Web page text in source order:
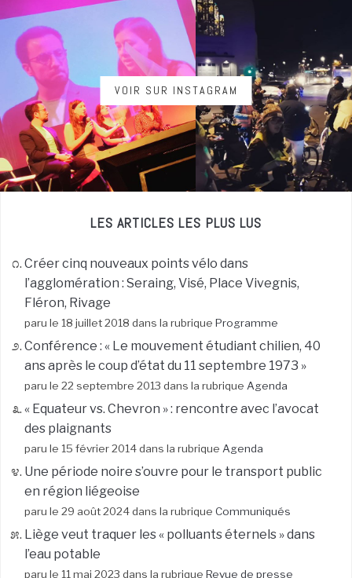
VOIR SUR INSTAGRAM
LES ARTICLES LES PLUS LUS
Créer cinq nouveaux points vélo dans
l’agglomération : Seraing, Visé, Place Vivegnis,
Fléron, Rivage
paru le 18 juillet 2018 dans la rubrique Programme
Conférence : « Le mouvement étudiant chilien, 40
ans après le coup d’état du 11 septembre 1973 »
paru le 22 septembre 2013 dans la rubrique Agenda
« Equateur vs. Chevron » : rencontre avec l’avocat
des plaignants
paru le 15 février 2014 dans la rubrique Agenda
Une période noire s’ouvre pour le transport public
en région liégeoise
paru le 29 août 2024 dans la rubrique Communiqués
Liège veut traquer les « polluants éternels » dans
l’eau potable
paru le 11 mai 2023 dans la rubrique Revue de presse